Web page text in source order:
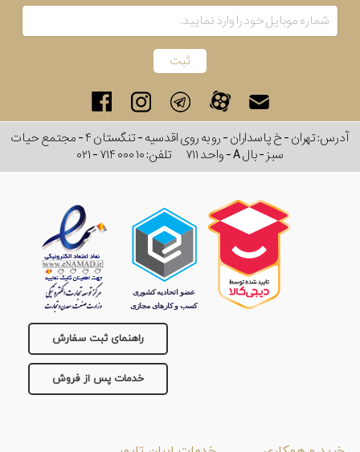
آدرس: تهران - خ پاسداران - رو به روی اقدسیه - تنگستان ۴ - مجتمع حیات
سبز - بال A - واحد ۷۱۱
تلفن:۰۲۱ - ۷۱۴ ۰۰۰ ۱۰
راهنمای ثبت سفارش
خدمات پس از فروش